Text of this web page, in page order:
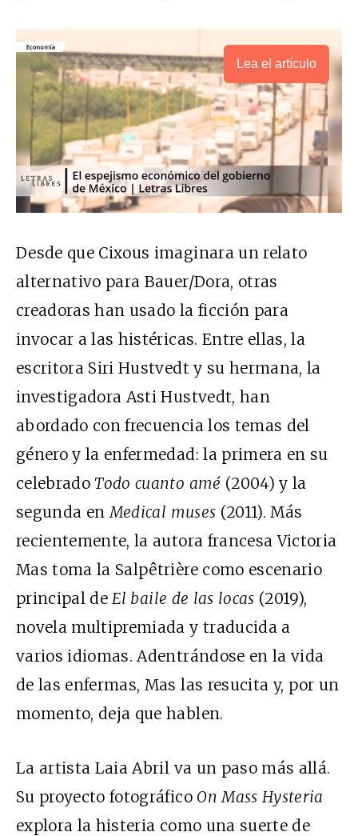
Lea el artículo
Desde que Cixous imaginara un relato
alternativo para Bauer/Dora, otras
creadoras han usado la ficción para
invocar a las histéricas. Entre ellas, la
escritora Siri Hustvedt y su hermana, la
investigadora Asti Hustvedt, han
abordado con frecuencia los temas del
género y la enfermedad: la primera en su
celebradoTodo cuanto amé (2004) y la
segunda en Medical muses (2011). Más
recientemente, la autora francesa Victoria
Mas toma la Salpêtrière como escenario
principal de El baile de las locas (2019),
novela multipremiada y traducida a
varios idiomas. Adentrándose en la vida
de las enfermas, Mas las resucita y, por un
momento, deja que hablen.
La artista Laia Abril va un paso más allá.
Su proyecto fotográfico On Mass Hysteria
explora la histeria como una suerte de